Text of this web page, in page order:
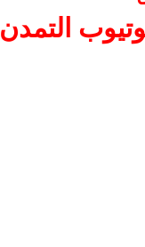
التمدن